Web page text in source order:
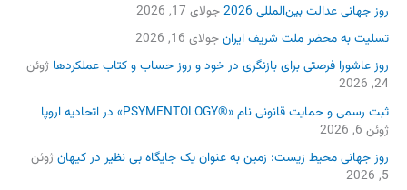
روز جهانی عدالت بین‌المللی 2026
جولای 17, 2026
تسلیت به محضر ملت شریف ایرانجولای 16, 2026
روز عاشورا فرصتی برای بازنگری در خود و روز حساب و کتاب عملکردها ژوئن
24, 2026
ثبت رسمی و حمایت قانونی نام «®PSYMENTOLOGY» در اتحادیه اروپا
ژوئن 6, 2026
روز جهانی محیط زیست: زمین به عنوان یک جایگاه بی نظیر در کیهانژوئن
5, 2026